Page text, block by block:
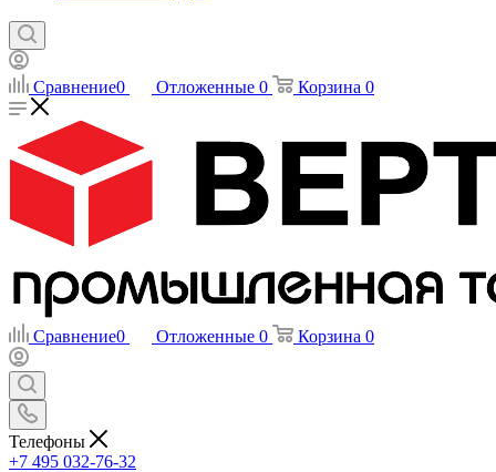
Сравнение0 Отложенные 0 Корзина 0
Сравнение0 Отложенные 0 Корзина 0
Телефоны
+7 495 032-76-32